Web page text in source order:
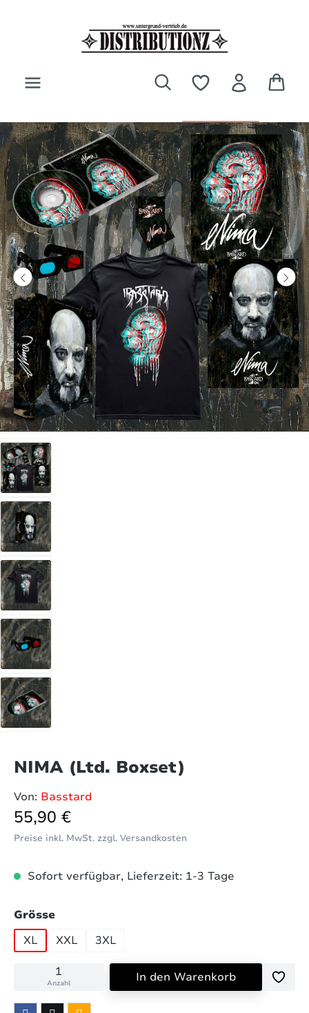
Bildergalerie überspringen
NIMA (Ltd. Boxset)
Von: Basstard
Regulärer Preis:
55,90 €
Preise inkl. MwSt. zzgl. Versandkosten
Sofort verfügbar, Lieferzeit: 1-3 Tage
Grösseauswählen
XL
XXL 3XL
Anzahl In den Warenkorb